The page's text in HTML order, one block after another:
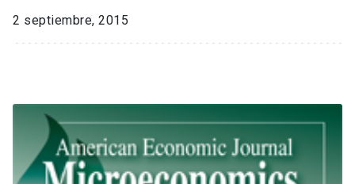
2 septiembre, 2015